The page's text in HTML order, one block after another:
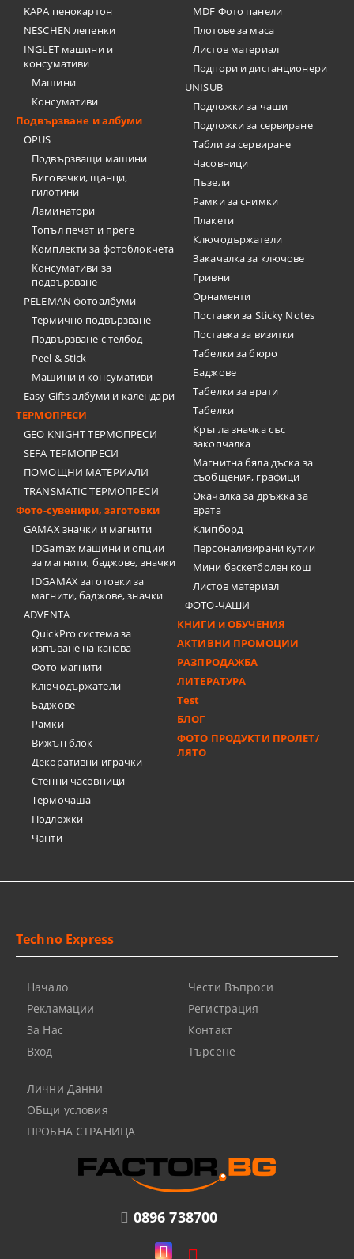
KAPA пенокартон
NESCHEN лепенки
INGLET машини и
консумативи
Машини
Консумативи
Подвързване и албуми
OPUS
Подвързващи машини
Биговачки, щанци,
гилотини
Ламинатори
Топъл печат и преге
Комплекти за фотоблокчета
Консумативи за
подвързване
PELEMAN фотоалбуми
Термично подвързване
Подвързване с телбод
Peel & Stick
Машини и консумативи
Easy Gifts албуми и календари
ТЕРМОПРЕСИ
GEO KNIGHT ТЕРМОПРЕСИ
SEFA ТЕРМОПРЕСИ
ПОМОЩНИ МАТЕРИАЛИ
TRANSMATIC ТЕРМОПРЕСИ
Фото-сувенири, заготовки
GAMAX значки и магнити
IDGamax машини и опции
за магнити, баджове, значки
IDGAMAX заготовки за
магнити, баджове, значки
ADVENTA
QuickPro система за
изпъване на канава
Фото магнити
Ключодържатели
Баджове
Рамки
Вижън блок
Декоративни играчки
Стенни часовници
Термочашa
Подложки
Чанти
MDF Фото панели
Плотове за маса
Листов материал
Подпори и дистанционери
UNISUB
Подложки за чаши
Подложки за сервиране
Табли за сервиране
Часовници
Пъзели
Рамки за снимки
Плакети
Ключодържатели
Закачалка за ключове
Гривни
Орнаменти
Поставки за Sticky Notes
Поставка за визитки
Tабелки за бюро
Баджове
Табелки за врати
Табелки
Кръгла значка със
закопчалка
Магнитна бяла дъска за
съобщения, графици
Окачалка за дръжка за
врата
Клипборд
Персонализирани кутии
Мини баскетболен кош
Листов материал
ФОТО-ЧАШИ
КНИГИ и ОБУЧЕНИЯ
АКТИВНИ ПРОМОЦИИ
РАЗПРОДАЖБА
ЛИТЕРАТУРА
Test
БЛОГ
ФОТО ПРОДУКТИ ПРОЛЕТ/
ЛЯТО
0896 738700
Techno Express
Начало
Рекламации
За Нас
Вход
Чести Въпроси
Регистрация
Контакт
Търсене
Лични Данни
ОБщи условия
ПРОБНА СТРАНИЦА